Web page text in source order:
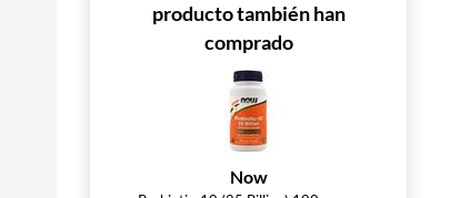
producto también han
comprado
Now